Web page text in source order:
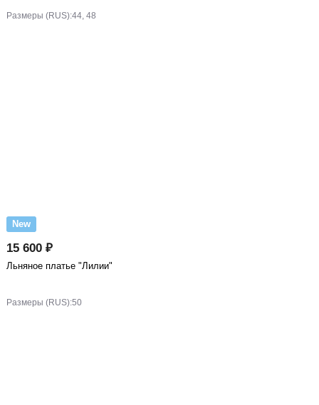
Размеры (RUS):44, 48
New
15 600 ₽
Льняное платье "Лилии"
Размеры (RUS):50